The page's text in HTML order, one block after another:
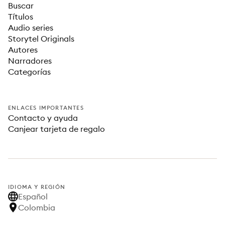
Buscar
Títulos
Audio series
Storytel Originals
Autores
Narradores
Categorías
ENLACES IMPORTANTES
Contacto y ayuda
Canjear tarjeta de regalo
IDIOMA Y REGIÓN
Español
Colombia